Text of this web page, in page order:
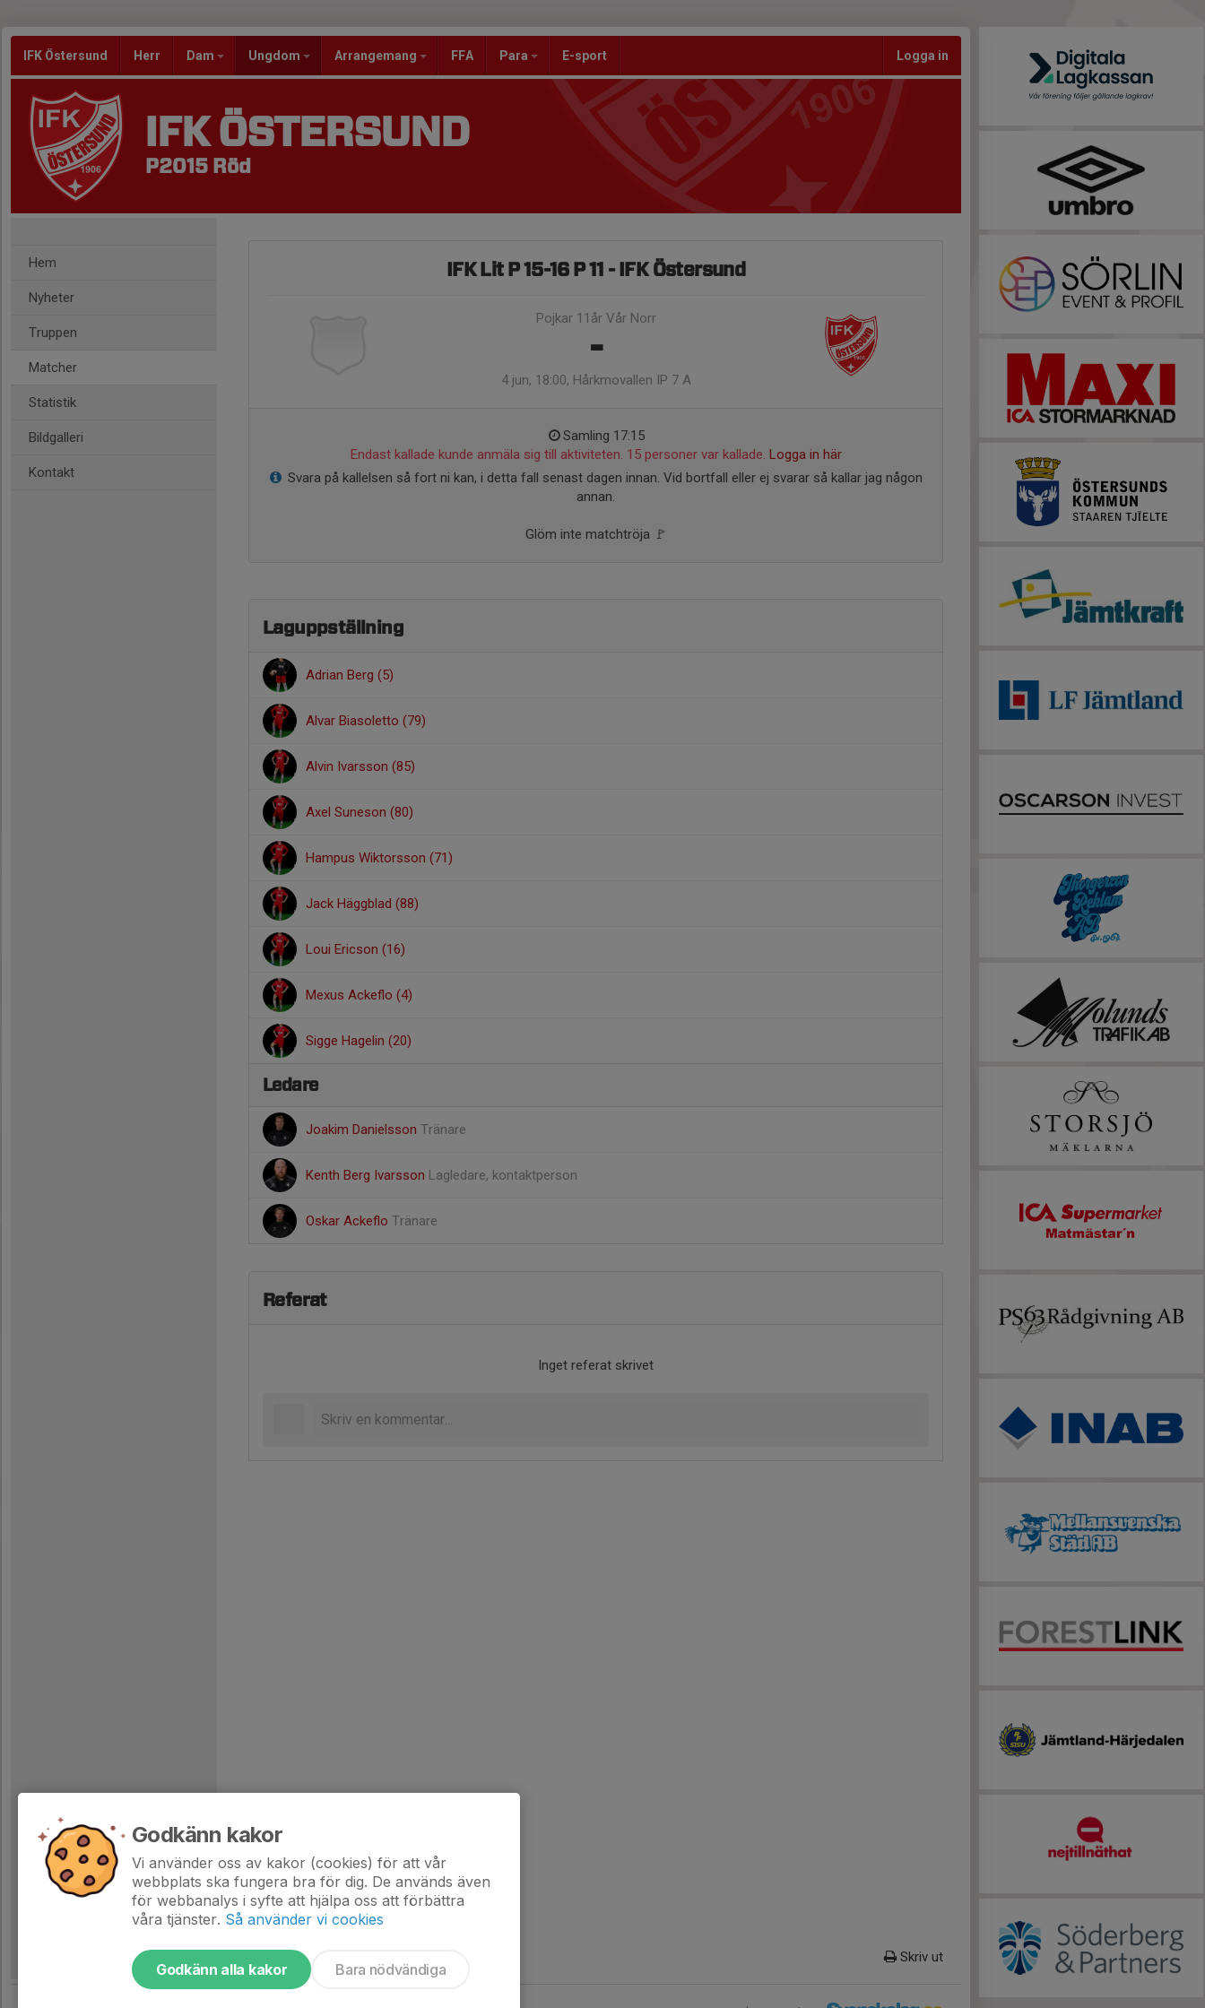
IFK Östersund Herr Dam Ungdom Arrangemang FFA Para E-sport Logga in
IFK ÖSTERSUND
P2015 Röd
Hem
Nyheter
Truppen
Matcher
Statistik
Bildgalleri
Kontakt
IFK Lit P 15-16 P 11 - IFK Östersund
Pojkar 11år Vår Norr
-
4 jun, 18:00, Hårkmovallen IP 7 A
Samling 17:15
Endast kallade kunde anmäla sig till aktiviteten. 15 personer var kallade. Logga in här
Svara på kallelsen så fort ni kan, i detta fall senast dagen innan. Vid bortfall eller ej svarar så kallar jag någon
annan.
Glöm inte matchtröja 🚩
Laguppställning
Adrian Berg (5)
Alvar Biasoletto (79)
Alvin Ivarsson (85)
Axel Suneson (80)
Hampus Wiktorsson (71)
Jack Häggblad (88)
Loui Ericson (16)
Mexus Ackeflo (4)
Sigge Hagelin (20)
Ledare
Joakim Danielsson Tränare
Kenth Berg Ivarsson Lagledare, kontaktperson
Oskar Ackeflo Tränare
Referat
Inget referat skrivet
Skriv ut
Godkänn kakor
Vi använder oss av kakor (cookies) för att vår
webbplats ska fungera bra för dig. De används även
för webbanalys i syfte att hjälpa oss att förbättra
våra tjänster. Så använder vi cookies
Godkänn alla kakor Bara nödvändiga